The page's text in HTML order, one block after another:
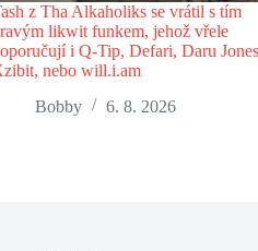
z Tha Alkaholiks se vrátil s tím
likwit funkem, jehož vřele
i Q-Tip, Defari, Daru
nebo will.i.am
Bobby
6. 8. 2026